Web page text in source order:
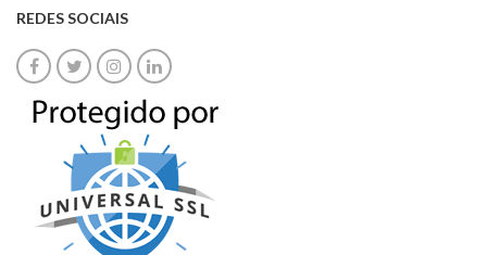
REDES SOCIAIS